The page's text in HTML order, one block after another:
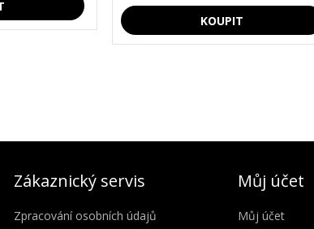
Zákaznický servis
Zpracování osobních údajů
Můj účet
Můj účet